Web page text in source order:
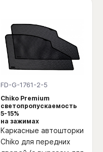
FD-G-1761-2-5
Chiko Premium
светопропускаемость
5-15%
на зажимах
Каркасные автошторки
Chiko для передних